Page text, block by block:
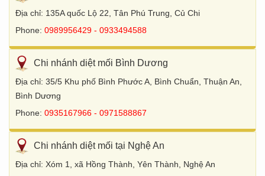
Địa chỉ: 135A quốc Lộ 22, Tân Phú Trung, Củ Chi
Phone: 0989956429 - 0933494588
Chi nhánh diệt mối Bình Dương
Địa chỉ: 35/5 Khu phố Bình Phước A, Bình Chuẩn, Thuận An,
Bình Dương
Phone: 0935167966 - 0971588867
Chi nhánh diệt mối tại Nghệ An
Địa chỉ: Xóm 1, xã Hồng Thành, Yên Thành, Nghệ An